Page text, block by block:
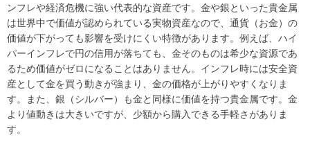
LINE facebookInstagramYoutube
ンフレや経済危機に強い代表的な資産です。金や銀といった貴金属
は世界中で価値が認められている実物資産なので、通貨（お金）の
価値が下がっても影響を受けにくい特徴があります。例えば、ハイ
パーインフレで円の信用が落ちても、金そのものは希少な資源であ
るため価値がゼロになることはありません。インフレ時には安全資
産として金を買う動きが強まり、金の価格が上がりやすくなりま
す。また、銀（シルバー）も金と同様に価値を持つ貴金属です。金
より値動きは大きいですが、少額から購入できる手軽さがありま
す。